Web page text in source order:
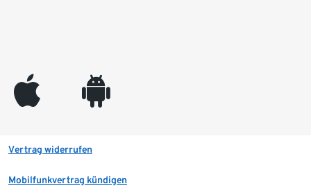
appleinc android
Vertrag widerrufen
Mobilfunkvertrag kündigen